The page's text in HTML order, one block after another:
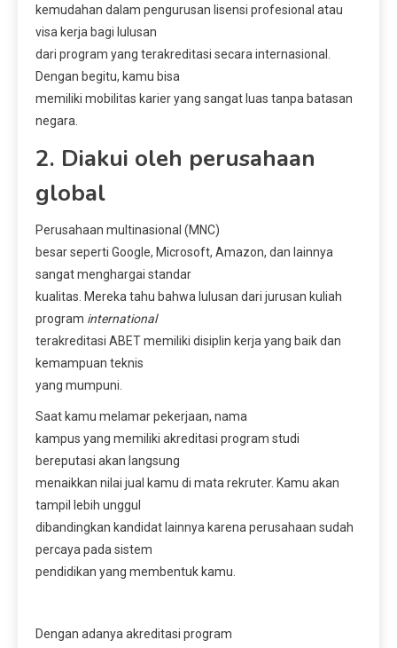
kemudahan dalam pengurusan lisensi profesional atau
visa kerja bagi lulusan
dari program yang terakreditasi secara internasional.
Dengan begitu, kamu bisa
memiliki mobilitas karier yang sangat luas tanpa batasan
negara.
2. Diakui oleh perusahaan
global
Perusahaan multinasional (MNC)
besar seperti Google, Microsoft, Amazon, dan lainnya
sangat menghargai standar
kualitas. Mereka tahu bahwa lulusan dari jurusan kuliah
program international
terakreditasi ABET memiliki disiplin kerja yang baik dan
kemampuan teknis
yang mumpuni.
Saat kamu melamar pekerjaan, nama
kampus yang memiliki akreditasi program studi
bereputasi akan langsung
menaikkan nilai jual kamu di mata rekruter. Kamu akan
tampil lebih unggul
dibandingkan kandidat lainnya karena perusahaan sudah
percaya pada sistem
pendidikan yang membentuk kamu.
Dengan adanya akreditasi program